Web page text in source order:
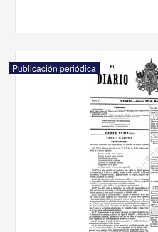
Publicación periódica